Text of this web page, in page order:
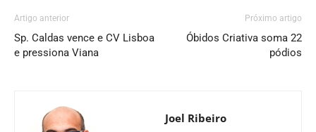
Artigo anterior
Sp. Caldas vence e CV Lisboa
e pressiona Viana
Próximo artigo
Óbidos Criativa soma 22
pódios
Joel Ribeiro